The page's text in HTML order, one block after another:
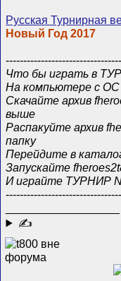
Русская Турнирная
Новый Год 2017
Что бы играть в
На компьютере с ОС
Скачайте архив
выше
Распакуйте архив
папку
Перейдите в
Запускайте
И играйте ТУРНИР
✍